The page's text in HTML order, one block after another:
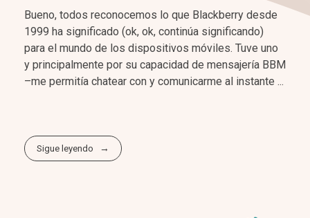
Bueno, todos reconocemos lo que Blackberry desde
1999 ha significado (ok, ok, continúa significando)
para el mundo de los dispositivos móviles. Tuve uno
y principalmente por su capacidad de mensajería BBM
–me permitía chatear con y comunicarme al instante ...
Sigue leyendo